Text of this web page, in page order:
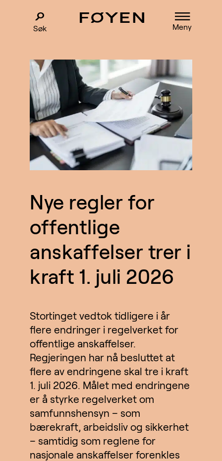
Søk Meny
Nye regler for
offentlige
anskaffelser trer i
kraft 1. juli 2026
Stortinget vedtok tidligere i år
flere endringer i regelverket for
offentlige anskaffelser.
Regjeringen har nå besluttet at
flere av endringene skal tre i kraft
1. juli 2026. Målet med endringene
er å styrke regelverket om
samfunnshensyn – som
bærekraft, arbeidsliv og sikkerhet
– samtidig som reglene for
nasjonale anskaffelser forenkles